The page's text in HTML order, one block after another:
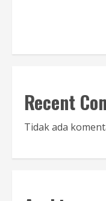
Recent
Tidak ada